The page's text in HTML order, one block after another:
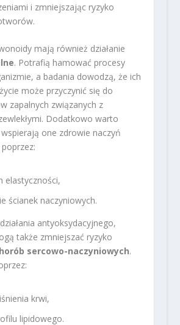
i zmniejszając ryzyko
mają również działanie
. Potrafią hamować procesy
a badania dowodzą, że ich
może przyczynić się do
zapalnych związanych z
Dodatkowo warto
one zdrowie naczyń
elastyczności,
ścianek naczyniowych.
antyoksydacyjnego,
także zmniejszać ryzyko
sercowo-naczyniowych.
krwi,
lipidowego.